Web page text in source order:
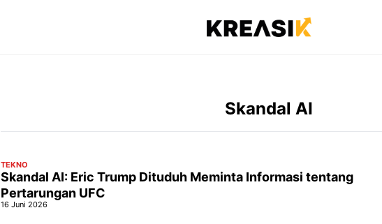
Skandal AI
TEKNO
Skandal AI: Eric Trump Dituduh Meminta Informasi tentang
Pertarungan UFC
16 Juni 2026